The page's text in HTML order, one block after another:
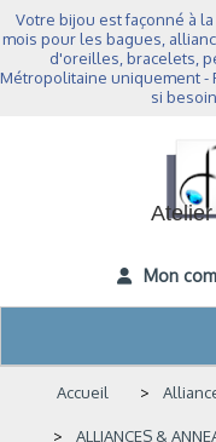
Votre bijou est façonné à
mois pour les bagues,
d'oreilles, bracelets,
Métropolitaine uniquement -
si
Mon
Accueil
ALLIANCES &
Panneau de gestion des